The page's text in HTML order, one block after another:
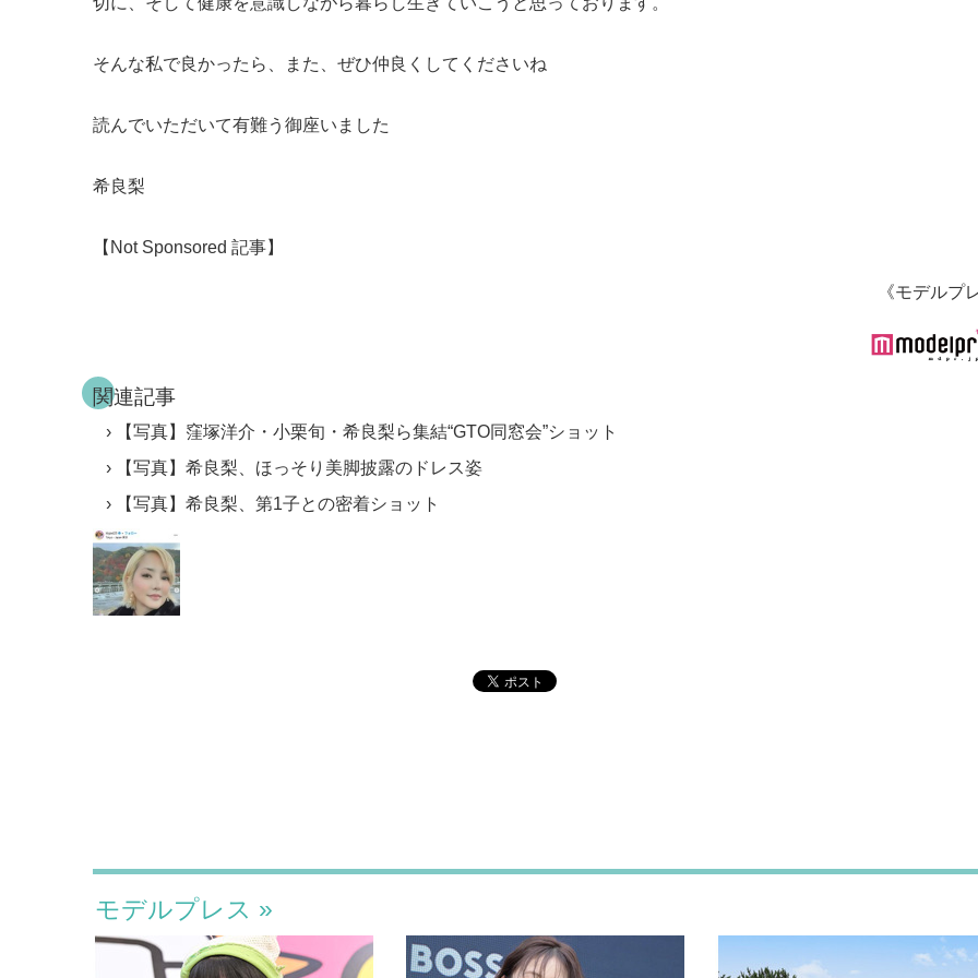
そんな私で良かったら、また、ぜひ仲良くしてくださいね
読んでいただいて有難う御座いました
希良梨
【Not Sponsored 記事】
《モデルプ
関連記事
【写真】窪塚洋介・小栗旬・希良梨ら集結“GTO同窓会”ショット
【写真】希良梨、ほっそり美脚披露のドレス姿
【写真】希良梨、第1子との密着ショット
モデルプレス